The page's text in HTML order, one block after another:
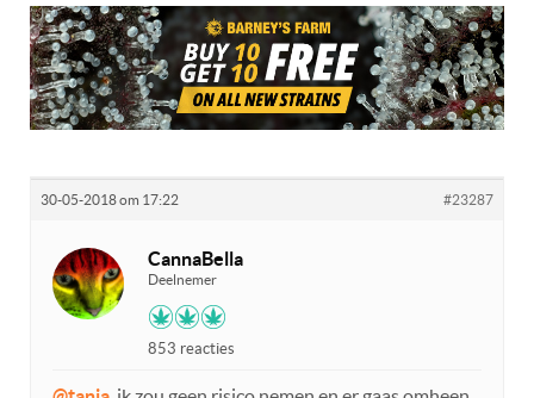
30-05-2018 om 17:22 #23287
CannaBella
Deelnemer
853 reacties